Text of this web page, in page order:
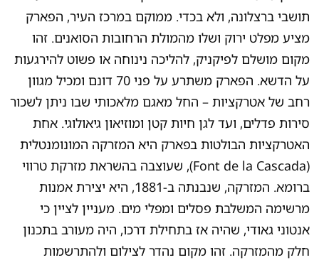
תושבי ברצלונה, ולא בכדי. ממוקם במרכז העיר, הפארק
מציע מפלט ירוק ושלו מהמולת הרחובות הסואנים. זהו
מקום מושלם לפיקניק, להליכה נינוחה או פשוט להירגעות
על הדשא. הפארק משתרע על פני 70 דונם ומכיל מגוון
רחב של אטרקציות – החל מאגם מלאכותי שבו ניתן לשכור
סירות פדלים, ועד לגן חיות קטן ומוזיאון גיאולוגי. אחת
האטרקציות הבולטות בפארק היא המזרקה המונומנטלית
(Font de la Cascada), שעוצבה בהשראת מזרקת טרווי
ברומא. המזרקה, שנבנתה ב-1881, היא יצירת אמנות
מרשימה המשלבת פסלים ומפלי מים. מעניין לציין כי
אנטוני גאודי, שהיה אז בתחילת דרכו, היה מעורב בתכנון
חלק מהמזרקה. זהו מקום נהדר לצילום ולהתרשמות